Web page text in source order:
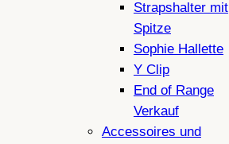
Strapshalter mit
Spitze
Sophie Hallette
Y Clip
End of Range
Verkauf
Accessoires und